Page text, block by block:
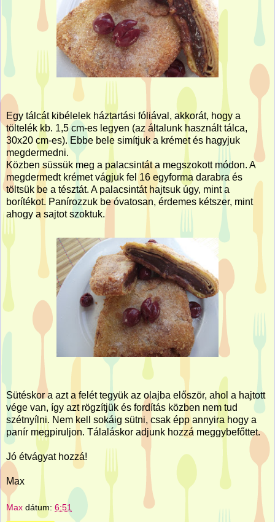
Egy tálcát kibélelek háztartási fóliával, akkorát, hogy a
töltelék kb. 1,5 cm-es legyen (az általunk használt tálca,
30x20 cm-es). Ebbe bele simítjuk a krémet és hagyjuk
megdermedni.
Közben süssük meg a palacsintát a megszokott módon. A
megdermedt krémet vágjuk fel 16 egyforma darabra és
töltsük be a tésztát. A palacsintát hajtsuk úgy, mint a
borítékot. Panírozzuk be óvatosan, érdemes kétszer, mint
ahogy a sajtot szoktuk.
Sütéskor a azt a felét tegyük az olajba először, ahol a hajtott
vége van, így azt rögzítjük és fordítás közben nem tud
szétnyílni. Nem kell sokáig sütni, csak épp annyira hogy a
panír megpiruljon. Tálaláskor adjunk hozzá meggybefőttet.
Jó étvágyat hozzá!
Max
Max dátum: 6:51